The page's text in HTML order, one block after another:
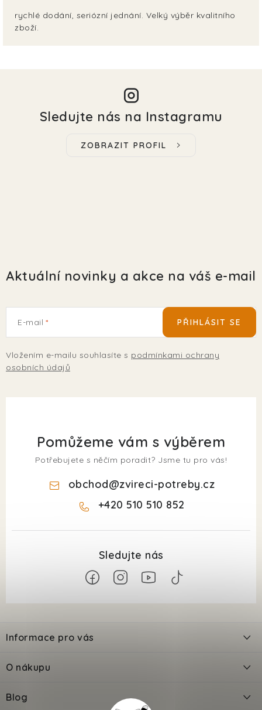
rychlé dodání, seriózní jednání. Velký výběr kvalitního
zboží.
Sledujte nás na Instagramu
ZOBRAZIT PROFIL
Aktuální novinky a akce na váš e-mail
E-mail
Vložením e-mailu souhlasíte s podmínkami ochrany
osobních údajů
PŘIHLÁSIT SE
Pomůžeme vám s výběrem
Potřebujete s něčím poradit? Jsme tu pro vás!
obchod@zvireci-potreby.cz
+420 510 510 852
p
a
Informace pro vás
Prodejna
O nákupu
Blog